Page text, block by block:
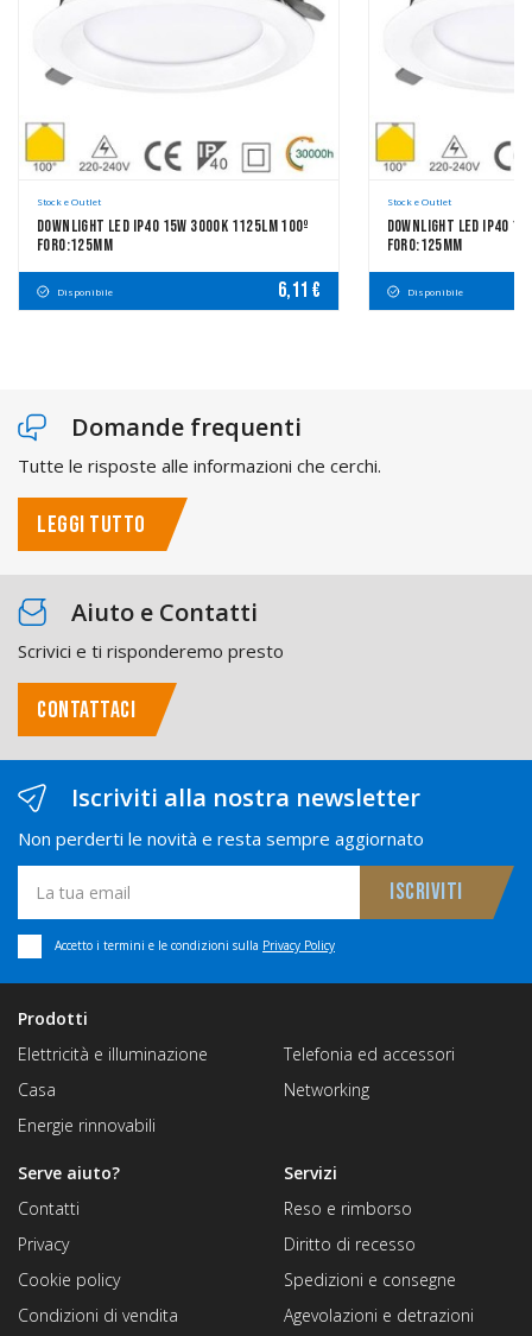
Stock e Outlet
Downlight LED IP40 15W 3000K 1125LM 100º
FORO:125mm
Disponibile 6,11 €
Stock e Outlet
Downlight LED IP40
FORO:125mm
Disponibile
Domande frequenti
Tutte le risposte alle informazioni che cerchi.
LEGGI TUTTO
Aiuto e Contatti
Scrivici e ti risponderemo presto
CONTATTACI
Iscriviti alla nostra newsletter
Non perderti le novità e resta sempre aggiornato
Accetto i termini e le condizioni sulla Privacy Policy
Prodotti
Elettricità e illuminazione
Casa
Energie rinnovabili
Telefonia ed accessori
Networking
Servizi
Reso e rimborso
Diritto di recesso
Spedizioni e consegne
Agevolazioni e detrazioni
Serve aiuto?
Contatti
Privacy
Cookie policy
Condizioni di vendita